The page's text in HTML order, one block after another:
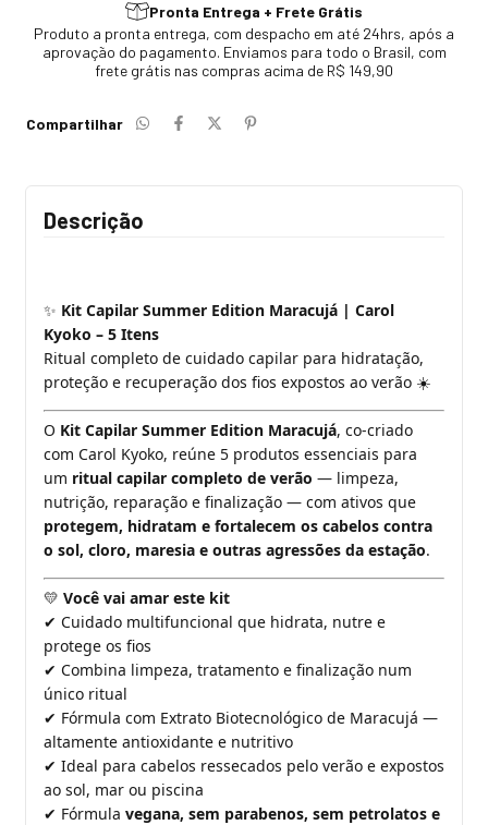
Pronta Entrega + Frete Grátis
Produto a pronta entrega, com despacho em até 24hrs, após a
aprovação do pagamento. Enviamos para todo o Brasil, com
frete grátis nas compras acima de R$ 149,90
Compartilhar
Descrição
✨ Kit Capilar Summer Edition Maracujá | Carol
Kyoko – 5 Itens
Ritual completo de cuidado capilar para hidratação,
proteção e recuperação dos fios expostos ao verão ☀️
O Kit Capilar Summer Edition Maracujá, co-criado
com Carol Kyoko, reúne 5 produtos essenciais para
um ritual capilar completo de verão — limpeza,
nutrição, reparação e finalização — com ativos que
protegem, hidratam e fortalecem os cabelos contra
o sol, cloro, maresia e outras agressões da estação.
💛 Você vai amar este kit
✔ Cuidado multifuncional que hidrata, nutre e
protege os fios
✔ Combina limpeza, tratamento e finalização num
único ritual
✔ Fórmula com Extrato Biotecnológico de Maracujá —
altamente antioxidante e nutritivo
✔ Ideal para cabelos ressecados pelo verão e expostos
ao sol, mar ou piscina
✔ Fórmula vegana, sem parabenos, sem petrolatos e